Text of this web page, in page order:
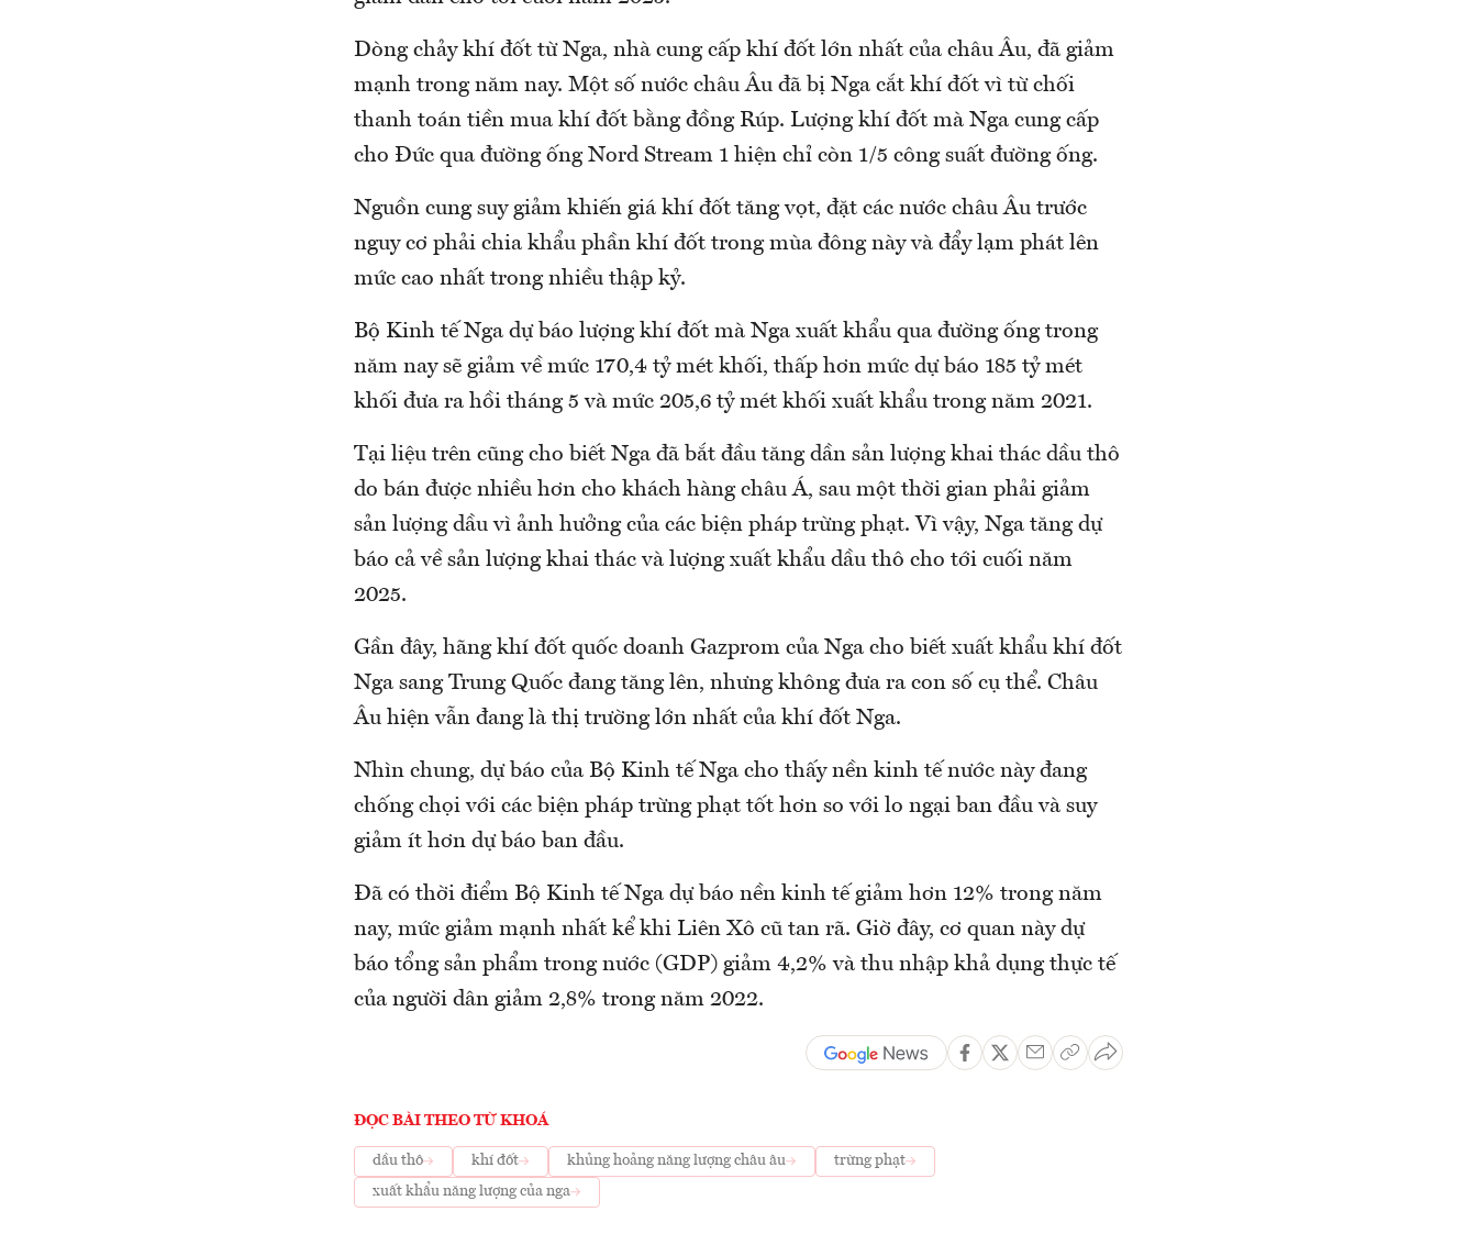
Dòng chảy khí đốt từ Nga, nhà cung cấp khí đốt lớn nhất của châu Âu, đã giảm
mạnh trong năm nay. Một số nước châu Âu đã bị Nga cắt khí đốt vì từ chối
thanh toán tiền mua khí đốt bằng đồng Rúp. Lượng khí đốt mà Nga cung cấp
cho Đức qua đường ống Nord Stream 1 hiện chỉ còn 1/5 công suất đường ống.
Nguồn cung suy giảm khiến giá khí đốt tăng vọt, đặt các nước châu Âu trước
nguy cơ phải chia khẩu phần khí đốt trong mùa đông này và đẩy lạm phát lên
mức cao nhất trong nhiều thập kỷ.
Bộ Kinh tế Nga dự báo lượng khí đốt mà Nga xuất khẩu qua đường ống trong
năm nay sẽ giảm về mức 170,4 tỷ mét khối, thấp hơn mức dự báo 185 tỷ mét
khối đưa ra hồi tháng 5 và mức 205,6 tỷ mét khối xuất khẩu trong năm 2021.
Tại liệu trên cũng cho biết Nga đã bắt đầu tăng dần sản lượng khai thác dầu thô
do bán được nhiều hơn cho khách hàng châu Á, sau một thời gian phải giảm
sản lượng dầu vì ảnh hưởng của các biện pháp trừng phạt. Vì vậy, Nga tăng dự
báo cả về sản lượng khai thác và lượng xuất khẩu dầu thô cho tới cuối năm
2025.
Gần đây, hãng khí đốt quốc doanh Gazprom của Nga cho biết xuất khẩu khí đốt
Nga sang Trung Quốc đang tăng lên, nhưng không đưa ra con số cụ thể. Châu
Âu hiện vẫn đang là thị trường lớn nhất của khí đốt Nga.
Nhìn chung, dự báo của Bộ Kinh tế Nga cho thấy nền kinh tế nước này đang
chống chọi với các biện pháp trừng phạt tốt hơn so với lo ngại ban đầu và suy
giảm ít hơn dự báo ban đầu.
Đã có thời điểm Bộ Kinh tế Nga dự báo nền kinh tế giảm hơn 12% trong năm
nay, mức giảm mạnh nhất kể khi Liên Xô cũ tan rã. Giờ đây, cơ quan này dự
báo tổng sản phẩm trong nước (GDP) giảm 4,2% và thu nhập khả dụng thực tế
của người dân giảm 2,8% trong năm 2022.
ĐỌC BÀI THEO TỪ KHOÁ
dầu thô khí đốt khủng hoảng năng lượng châu âu
trừng phạt
xuất khẩu năng lượng của nga